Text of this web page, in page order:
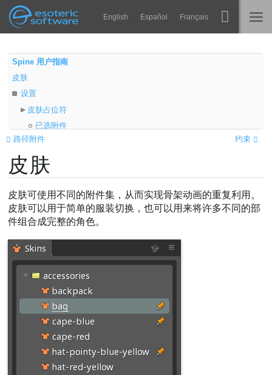
Esoteric Software
Navigation English Español Français
主页
博客
论坛
联系
Spine
运行时
常见问题
马上试用
Main Content
Spine 用户指南
皮肤
设置
皮肤占位符
已选附件
属性
导出
颜色
添加到皮肤
文件夹
活动皮肤
皮肤附件
皮肤骨骼
皮肤约束
受约束的骨骼
皮肤约束示例
骨骼警告
附件警告
约束警告
约束
路径附件
皮肤
皮肤可使用不同的附件集，从而实现骨架动画的重复利用。
皮肤可以用于简单的服装切换，也可以用来将许多不同的部
件组合成完整的角色。